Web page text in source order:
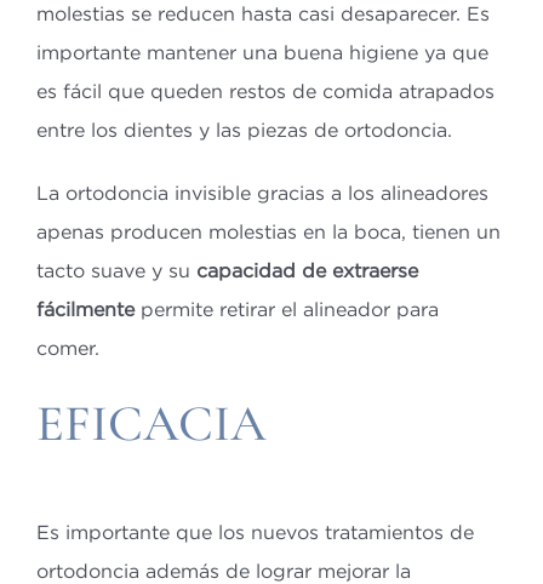
molestias se reducen hasta casi desaparecer. Es
importante mantener una buena higiene ya que
es fácil que queden restos de comida atrapados
entre los dientes y las piezas de ortodoncia.
La ortodoncia invisible gracias a los alineadores
apenas producen molestias en la boca, tienen un
tacto suave y su capacidad de extraerse
fácilmentepermite retirar el alineador para
comer.
EFICACIA
Es importante que los nuevos tratamientos de
ortodoncia además de lograr mejorar la